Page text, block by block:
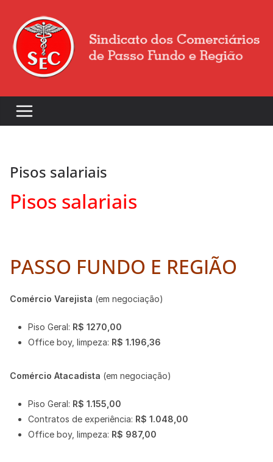
Pisos salariais
Pisos salariais
PASSO FUNDO E REGIÃO
Comércio Varejista (em negociação)
Piso Geral: R$ 1270,00
Office boy, limpeza: R$ 1.196,36
Comércio Atacadista (em negociação)
Piso Geral: R$ 1.155,00
Contratos de experiência: R$ 1.048,00
Office boy, limpeza: R$ 987,00